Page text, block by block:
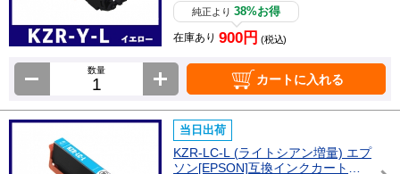
純正より38%お得
在庫あり 900円 (税込)
数量
カートに入れる
当日出荷
KZR-LC-L (ライトシアン増量) エプ
ソン[EPSON]互換インクカートリ